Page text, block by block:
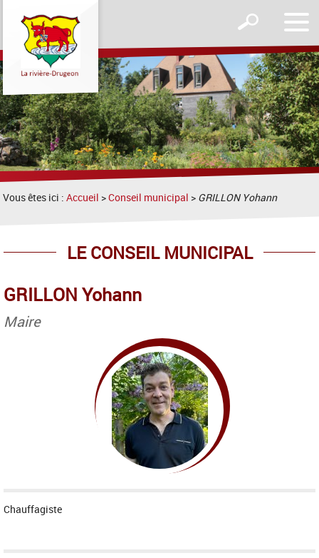
le
Afficher
formulaire
de
recherche
Vous êtes ici :Accueil >Conseil municipal > GRILLON Yohann
LE CONSEIL MUNICIPAL
GRILLON Yohann
Maire
Chauffagiste